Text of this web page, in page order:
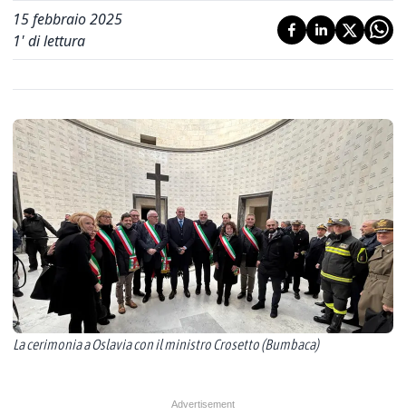
15 febbraio 2025
1' di lettura
La cerimonia a Oslavia con il ministro Crosetto (Bumbaca)